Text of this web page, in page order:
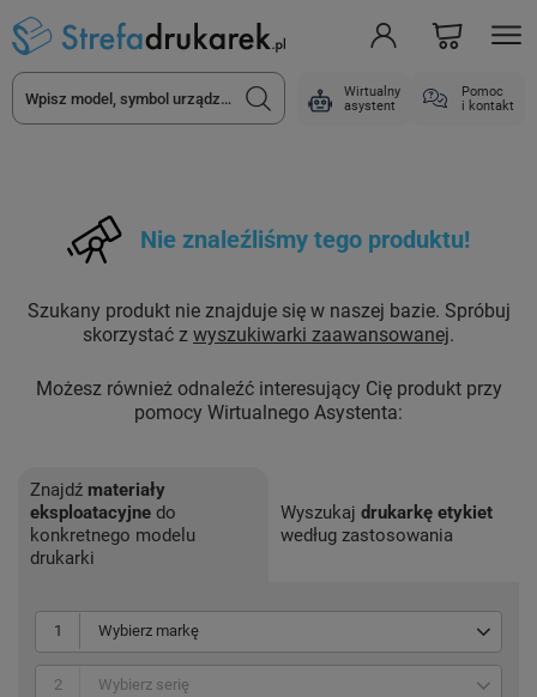
Wirtualny
asystent
Pomoc
i kontakt
Nie znaleźliśmy tego produktu!
Szukany produkt nie znajduje się w naszej bazie. Spróbuj
skorzystać z wyszukiwarki zaawansowanej.
Możesz również odnaleźć interesujący Cię produkt przy
pomocy Wirtualnego Asystenta:
Znajdź materiały
eksploatacyjne do
konkretnego modelu
drukarki
Wyszukaj drukarkę etykiet
według zastosowania
1 Wybierz markę
2 Wybierz serię